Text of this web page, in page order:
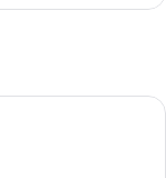
d’hôtel moderne